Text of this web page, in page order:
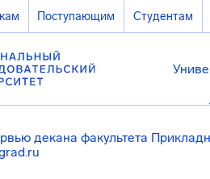
Поступающим Студентам
декана факультета